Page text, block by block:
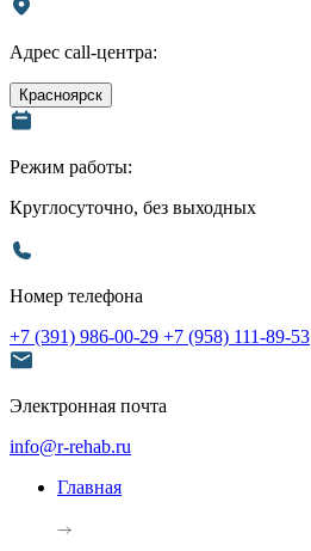
Адрес call-центра:
Красноярск
Режим работы:
Круглосуточно, без выходных
Номер телефона
+7 (391) 986-00-29 +7 (958) 111-89-53
Электронная почта
info@r-rehab.ru
Главная